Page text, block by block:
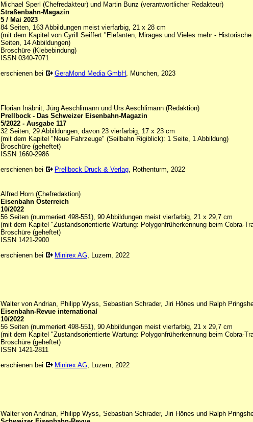
Michael Sperl (Chefredakteur) und Martin Bunz (verantwortlicher Redakteur)
Straßenbahn-Magazin
5 / Mai 2023
84 Seiten, 163 Abbildungen meist vierfarbig, 21 x 28 cm
(mit dem Kapitel von Cyrill Seiffert "Elefanten, Mirages und Vieles mehr -
Seiten, 14 Abbildungen)
Broschüre (Klebebindung)
ISSN 0340-7071
erschienen bei
GeraMond Media GmbH, München, 2023
Florian Inäbnit, Jürg Aeschlimann und Urs Aeschlimann (Redaktion)
Prellbock - Das Schweizer Eisenbahn-Magazin
5/2022 - Ausgabe 117
32 Seiten, 29 Abbildungen, davon 23 vierfarbig, 17 x 23 cm
(mit dem Kapitel "Neue Fahrzeuge" (Seilbahn Rigiblick): 1 Seite, 1 Abbildung)
Broschüre (geheftet)
ISSN 1660-2986
erschienen bei
Prellbock Druck & Verlag, Rothenturm, 2022
Alfred Horn (Chefredaktion)
Eisenbahn Österreich
10/2022
56 Seiten (nummeriert 498-551), 90 Abbildungen meist vierfarbig, 21 x 29,7 cm
(mit dem Kapitel "Zustandsorientierte Wartung: Polygonfrüherkennung beim Cobra-
Broschüre (geheftet)
ISSN 1421-2900
erschienen bei
Minirex AG, Luzern, 2022
Walter von Andrian, Philipp Wyss, Sebastian Schrader, Jiri Hönes und Ralph
Eisenbahn-Revue international
10/2022
56 Seiten (nummeriert 498-551), 90 Abbildungen meist vierfarbig, 21 x 29,7 cm
(mit dem Kapitel "Zustandsorientierte Wartung: Polygonfrüherkennung beim Cobra-
Broschüre (geheftet)
ISSN 1421-2811
erschienen bei
Minirex AG, Luzern, 2022
Walter von Andrian, Philipp Wyss, Sebastian Schrader, Jiri Hönes und Ralph